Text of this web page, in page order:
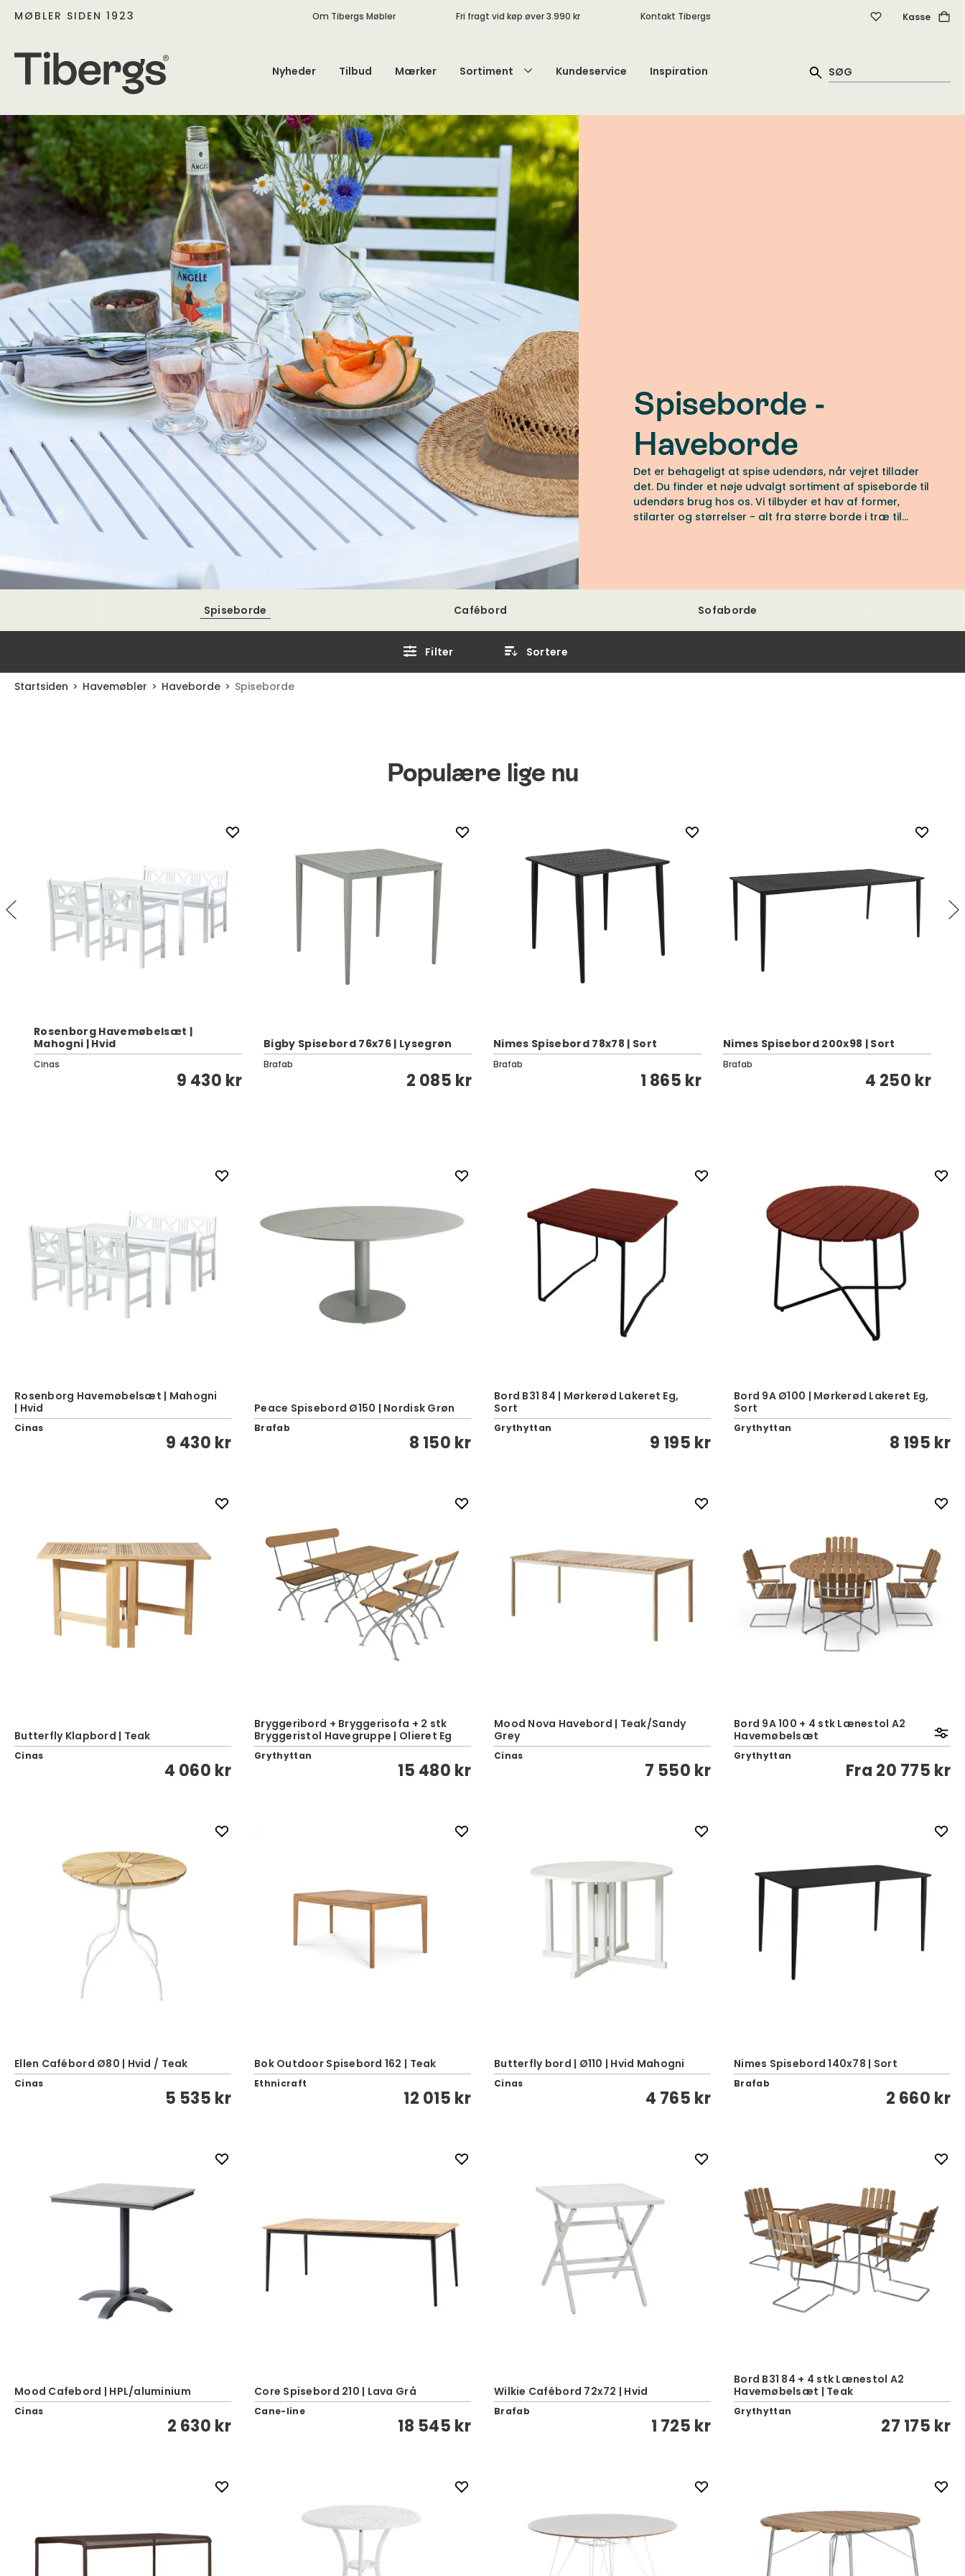
MØBLER SIDEN 1923 Om Tibergs Møbler Fri fragt vid køp øver 3.990 kr Kontakt Tibergs Kasse
Nyheder Tilbud Mærker Sortiment Kundeservice Inspiration
Spiseborde -
Haveborde
Det er behageligt at spise udendørs, når vejret tillader
det. Du finder et nøje udvalgt sortiment af spiseborde til
udendørs brug hos os. Vi tilbyder et hav af former,
stilarter og størrelser - alt fra større borde i træ til
Spiseborde Cafébord Sofaborde
Filter Sortere
Startsiden Havemøbler Haveborde Spiseborde
Populære lige nu
Rosenborg Havemøbelsæt |
Mahogni | Hvid
Cinas
9 430 kr
Bigby Spisebord 76x76 | Lysegrøn
Brafab
2 085 kr
Nimes Spisebord 78x78 | Sort
Brafab
1 865 kr
Nimes Spisebord 200x98 | Sort
Brafab
4 250 kr
Rosenborg Havemøbelsæt | Mahogni
| Hvid
Cinas
9 430 kr
Peace Spisebord Ø150 | Nordisk Grøn
Brafab
8 150 kr
Bord B31 84 | Mørkerød Lakeret Eg,
Sort
Grythyttan
9 195 kr
Bord 9A Ø100 | Mørkerød Lakeret Eg,
Sort
Grythyttan
8 195 kr
Butterfly Klapbord | Teak
Cinas
4 060 kr
Bryggeribord + Bryggerisofa + 2 stk
Bryggeristol Havegruppe | Olieret Eg
Grythyttan
15 480 kr
Mood Nova Havebord | Teak/Sandy
Grey
Cinas
7 550 kr
Bord 9A 100 + 4 stk Lænestol A2
Havemøbelsæt
Grythyttan
Fra 20 775 kr
Ellen Cafébord Ø80 | Hvid / Teak
Cinas
5 535 kr
Bok Outdoor Spisebord 162 | Teak
Ethnicraft
12 015 kr
Butterfly bord | Ø110 | Hvid Mahogni
Cinas
4 765 kr
Nimes Spisebord 140x78 | Sort
Brafab
2 660 kr
Mood Cafebord | HPL/aluminium
Cinas
2 630 kr
Core Spisebord 210 | Lava Grå
Cane-line
18 545 kr
Wilkie Cafébord 72x72 | Hvid
Brafab
1 725 kr
Bord B31 84 + 4 stk Lænestol A2
Havemøbelsæt | Teak
Grythyttan
27 175 kr